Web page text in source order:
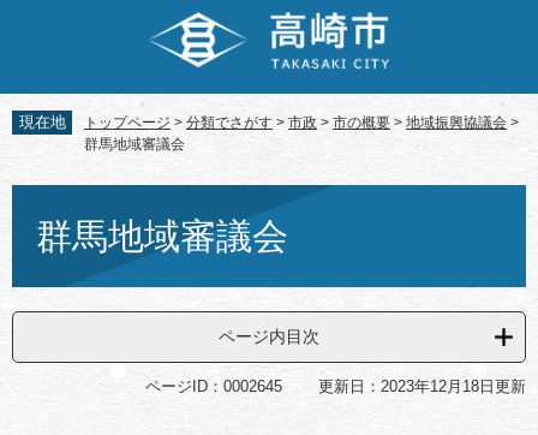
先
頭
す。
を
飛
し
へ
現在地 トップページ > 分類でさがす > 市政 > 市の概要 > 地域振興協議会 >
群馬地域審議会
群馬地域審議会
ページ内目次
ページID：0002645 更新日：2023年12月18日更新